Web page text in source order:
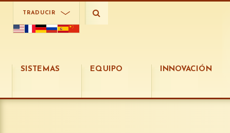
TRADUCIR
SISTEMAS EQUIPO INNOVACIÓN
Seleccione un país